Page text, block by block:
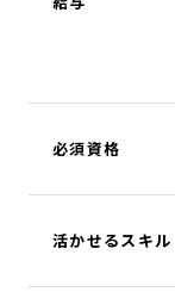
必須資格
活かせるスキル